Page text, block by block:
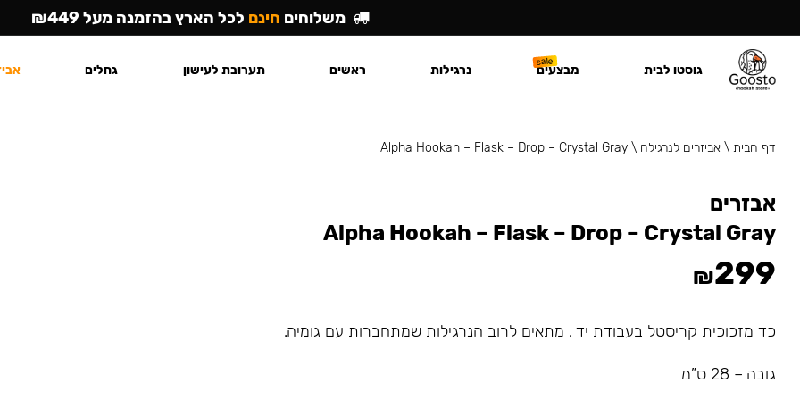
דף הבית\ אביזרים לנרגילה \
Alpha Hookah – Flask – Drop – Crystal Gray
אבזרים
Alpha Hookah – Flask – Drop – Crystal Gray
₪299
כד מזכוכית קריסטל בעבודת יד , מתאים לרוב הנרגילות שמתחברות עם גומיה.
גובה – 28 ס”מ
משלוחים חינם לכל הארץ בהזמנה מעל ₪449
גוסטו לבית מבצעים נרגילות ראשים תערובת לעישון גחלים